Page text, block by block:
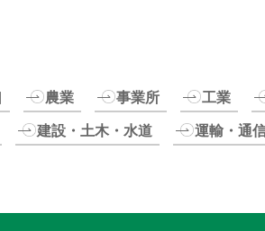
農業 事業所 工業
建設・土木・水道 運輸・通